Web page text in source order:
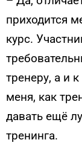
приходится
курс.
тренеру, а и
меня, как
давать ещё
тренинга.